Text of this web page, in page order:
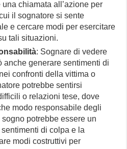
chiamata all’azione per
il sognatore si sente
e cercare modi per esercitare
tali situazioni.
: Sognare di vedere
anche generare sentimenti di
confronti della vittima o
potrebbe sentirsi
o relazioni tese, dove
modo responsabile degli
potrebbe essere un
di colpa e la
modi costruttivi per